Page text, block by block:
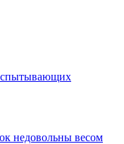
недовольны весом